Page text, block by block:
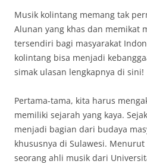
Musik kolintang memang tak
Alunan yang khas dan memikat
tersendiri bagi masyarakat
kolintang bisa menjadi
simak ulasan lengkapnya di sini!
Pertama-tama, kita harus
memiliki sejarah yang kaya.
menjadi bagian dari budaya
khususnya di Sulawesi. Menurut
seorang ahli musik dari